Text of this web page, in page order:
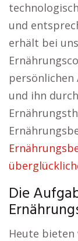
und
erhält bei
und ihn
Die
Heute